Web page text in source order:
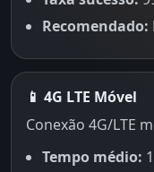
Recomendado:
📱 4G LTE Móvel
Conexão 4G/LTE
Tempo médio: